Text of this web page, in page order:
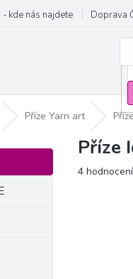
- kde nás najdete Doprava
Příze Yarn art
Příze
Průměrné
4 hodnocení